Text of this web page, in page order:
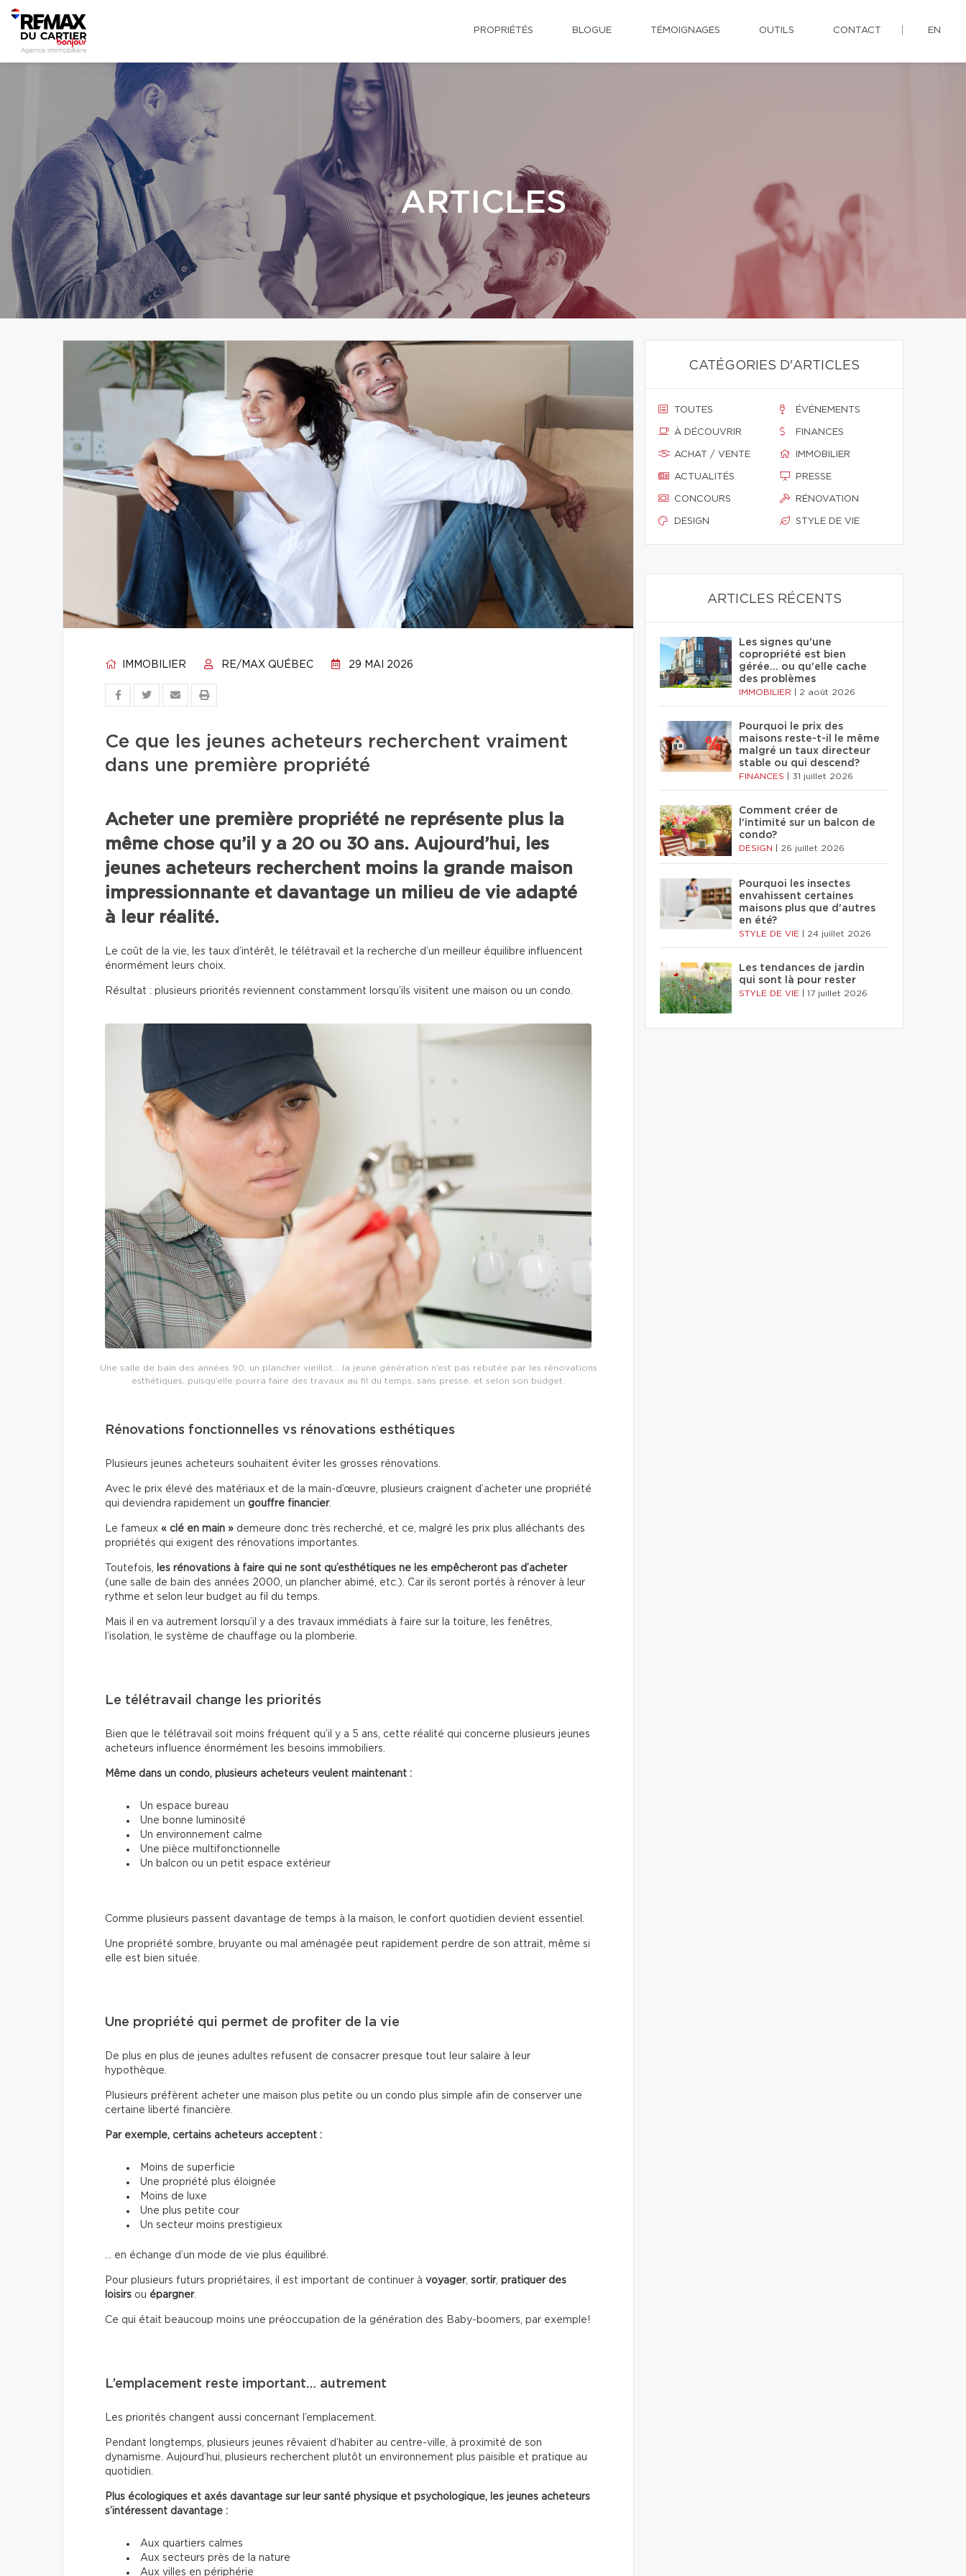
PROPRIÉTÉS BLOGUE TÉMOIGNAGES OUTILS CONTACT EN
ARTICLES
IMMOBILIER RE/MAX QUÉBEC 29 MAI 2026
Ce que les jeunes acheteurs recherchent vraiment
dans une première propriété
Acheter une première propriété ne représente plus la
même chose qu’il y a 20 ou 30 ans. Aujourd’hui, les
jeunes acheteurs recherchent moins la grande maison
impressionnante et davantage un milieu de vie adapté
à leur réalité.
Le coût de la vie, les taux d’intérêt, le télétravail et la recherche d’un meilleur équilibre influencent
énormément leurs choix.
Résultat : plusieurs priorités reviennent constamment lorsqu’ils visitent une maison ou un condo.
Une salle de bain des années 90, un plancher vieillot… la jeune génération n’est pas rebutée par les rénovations
esthétiques, puisqu’elle pourra faire des travaux au fil du temps, sans presse, et selon son budget.
Rénovations fonctionnelles vs rénovations esthétiques
Plusieurs jeunes acheteurs souhaitent éviter les grosses rénovations.
Avec le prix élevé des matériaux et de la main-d’œuvre, plusieurs craignent d’acheter une propriété
qui deviendra rapidement un gouffre financier.
Le fameux « clé en main » demeure donc très recherché, et ce, malgré les prix plus alléchants des
propriétés qui exigent des rénovations importantes.
Toutefois, les rénovations à faire qui ne sont qu’esthétiques ne les empêcheront pas d’acheter
(une salle de bain des années 2000, un plancher abimé, etc.). Car ils seront portés à rénover à leur
rythme et selon leur budget au fil du temps.
Mais il en va autrement lorsqu’il y a des travaux immédiats à faire sur la toiture, les fenêtres,
l’isolation, le système de chauffage ou la plomberie.
Le télétravail change les priorités
Bien que le télétravail soit moins fréquent qu’il y a 5 ans, cette réalité qui concerne plusieurs jeunes
acheteurs influence énormément les besoins immobiliers.
Même dans un condo, plusieurs acheteurs veulent maintenant :
Un espace bureau
Une bonne luminosité
Un environnement calme
Une pièce multifonctionnelle
Un balcon ou un petit espace extérieur
Comme plusieurs passent davantage de temps à la maison, le confort quotidien devient essentiel.
Une propriété sombre, bruyante ou mal aménagée peut rapidement perdre de son attrait, même si
elle est bien située.
Une propriété qui permet de profiter de la vie
De plus en plus de jeunes adultes refusent de consacrer presque tout leur salaire à leur
hypothèque.
Plusieurs préfèrent acheter une maison plus petite ou un condo plus simple afin de conserver une
certaine liberté financière.
Par exemple, certains acheteurs acceptent :
Moins de superficie
Une propriété plus éloignée
Moins de luxe
Une plus petite cour
Un secteur moins prestigieux
… en échange d’un mode de vie plus équilibré.
Pour plusieurs futurs propriétaires, il est important de continuer à voyager, sortir, pratiquer des
loisirs ou épargner.
Ce qui était beaucoup moins une préoccupation de la génération des Baby-boomers, par exemple!
L’emplacement reste important… autrement
Les priorités changent aussi concernant l’emplacement.
Pendant longtemps, plusieurs jeunes rêvaient d’habiter au centre-ville, à proximité de son
dynamisme. Aujourd’hui, plusieurs recherchent plutôt un environnement plus paisible et pratique au
quotidien.
Plus écologiques et axés davantage sur leur santé physique et psychologique, les jeunes acheteurs
s’intéressent davantage :
Aux quartiers calmes
Aux secteurs près de la nature
Aux villes en périphérie
CATÉGORIES D'ARTICLES
TOUTES
À DÉCOUVRIR
ACHAT / VENTE
ACTUALITÉS
CONCOURS
DESIGN
ÉVÉNEMENTS
FINANCES
IMMOBILIER
PRESSE
RÉNOVATION
STYLE DE VIE
ARTICLES RÉCENTS
Les signes qu'une
copropriété est bien
gérée… ou qu'elle cache
des problèmes
IMMOBILIER 2 août 2026
Pourquoi le prix des
maisons reste-t-il le même
malgré un taux directeur
stable ou qui descend?
FINANCES 31 juillet 2026
Comment créer de
l'intimité sur un balcon de
condo?
DESIGN 26 juillet 2026
Pourquoi les insectes
envahissent certaines
maisons plus que d'autres
en été?
STYLE DE VIE 24 juillet 2026
Les tendances de jardin
qui sont là pour rester
STYLE DE VIE 17 juillet 2026